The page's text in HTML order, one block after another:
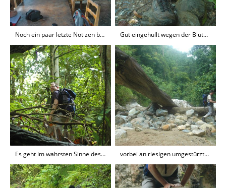
Noch ein paar letzte Notizen beim Sumatra Kaffee mit "Fußbad", dann geht es los Gut eingehüllt wegen der Blutegel legen wir los
Es geht im wahrsten Sinne des Wortes über Stock und Stein vorbei an riesigen umgestürzten Baumriesen